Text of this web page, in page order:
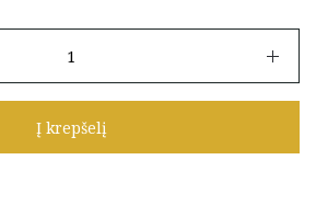
Į krepšelį